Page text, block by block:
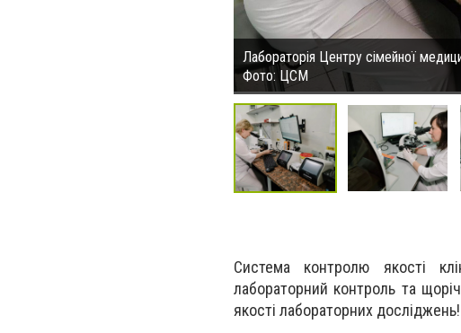
Лабораторія Центру сімейної
Фото: ЦСМ
Система контролю якості
лабораторний контроль та
якості лабораторних досліджень!